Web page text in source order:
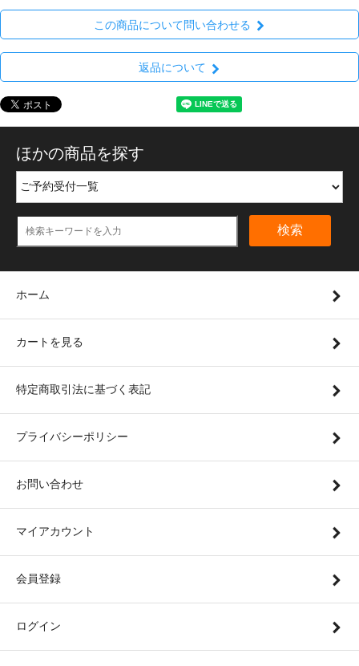
この商品について問い合わせる
返品について
ほかの商品を探す
検索
ホーム
カートを見る
特定商取引法に基づく表記
プライバシーポリシー
お問い合わせ
マイアカウント
会員登録
ログイン